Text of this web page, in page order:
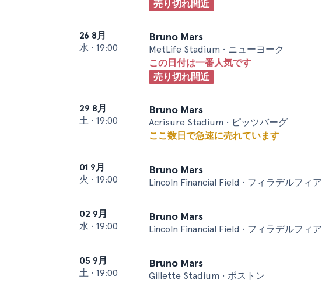
売り切れ間近
26 8月
水 • 19:00
Bruno Mars
MetLife Stadium • ニューヨーク
この日付は一番人気です
売り切れ間近
29 8月
土 • 19:00
Bruno Mars
Acrisure Stadium • ピッツバーグ
ここ数日で急速に売れています
01 9月
火 • 19:00
Bruno Mars
Lincoln Financial Field • フィラデルフィア
02 9月
水 • 19:00
Bruno Mars
Lincoln Financial Field • フィラデルフィア
05 9月
土 • 19:00
Bruno Mars
Gillette Stadium • ボストン